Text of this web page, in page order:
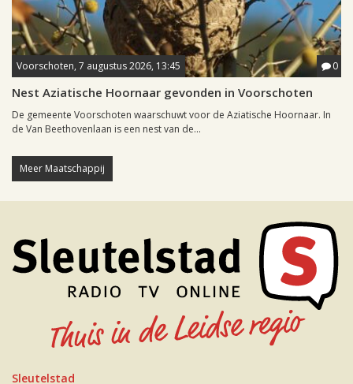
Voorschoten, 7 augustus 2026, 13:45 0
Nest Aziatische Hoornaar gevonden in Voorschoten
De gemeente Voorschoten waarschuwt voor de Aziatische Hoornaar. In
de Van Beethovenlaan is een nest van de...
Meer Maatschappij
Sleutelstad